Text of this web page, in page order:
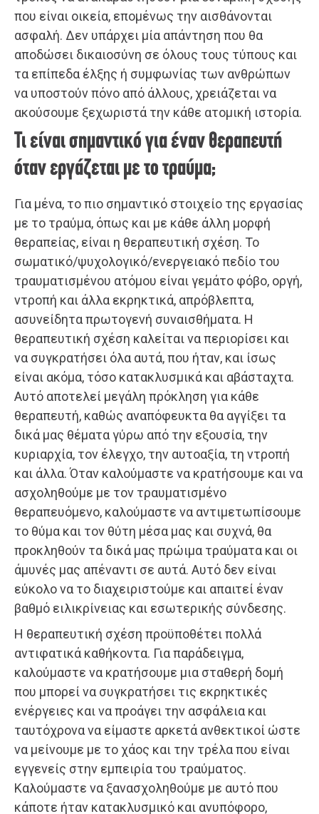
που είναι οικεία, επομένως την αισθάνονται
ασφαλή. Δεν υπάρχει μία απάντηση που θα
αποδώσει δικαιοσύνη σε όλους τους τύπους και
τα επίπεδα έλξης ή συμφωνίας των ανθρώπων
να υποστούν πόνο από άλλους, χρειάζεται να
ακούσουμε ξεχωριστά την κάθε ατομική ιστορία.
Τι είναι σημαντικό για έναν θεραπευτή
όταν εργάζεται με το τραύμα;
Για μένα, το πιο σημαντικό στοιχείο της εργασίας
με το τραύμα, όπως και με κάθε άλλη μορφή
θεραπείας, είναι η θεραπευτική σχέση. Το
σωματικό/ψυχολογικό/ενεργειακό πεδίο του
τραυματισμένου ατόμου είναι γεμάτο φόβο, οργή,
ντροπή και άλλα εκρηκτικά, απρόβλεπτα,
ασυνείδητα πρωτογενή συναισθήματα. Η
θεραπευτική σχέση καλείται να περιορίσει και
να συγκρατήσει όλα αυτά, που ήταν, και ίσως
είναι ακόμα, τόσο κατακλυσμικά και αβάσταχτα.
Αυτό αποτελεί μεγάλη πρόκληση για κάθε
θεραπευτή, καθώς αναπόφευκτα θα αγγίξει τα
δικά μας θέματα γύρω από την εξουσία, την
κυριαρχία, τον έλεγχο, την αυτοαξία, τη ντροπή
και άλλα. Όταν καλούμαστε να κρατήσουμε και να
ασχοληθούμε με τον τραυματισμένο
θεραπευόμενο, καλούμαστε να αντιμετωπίσουμε
το θύμα και τον θύτη μέσα μας και συχνά, θα
προκληθούν τα δικά μας πρώιμα τραύματα και οι
άμυνές μας απέναντι σε αυτά. Αυτό δεν είναι
εύκολο να το διαχειριστούμε και απαιτεί έναν
βαθμό ειλικρίνειας και εσωτερικής σύνδεσης.
Η θεραπευτική σχέση προϋποθέτει πολλά
αντιφατικά καθήκοντα. Για παράδειγμα,
καλούμαστε να κρατήσουμε μια σταθερή δομή
που μπορεί να συγκρατήσει τις εκρηκτικές
ενέργειες και να προάγει την ασφάλεια και
ταυτόχρονα να είμαστε αρκετά ανθεκτικοί ώστε
να μείνουμε με το χάος και την τρέλα που είναι
εγγενείς στην εμπειρία του τραύματος.
Καλούμαστε να ξανασχοληθούμε με αυτό που
κάποτε ήταν κατακλυσμικό και ανυπόφορο,